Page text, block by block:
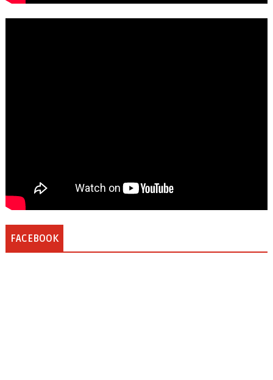
FACEBOOK